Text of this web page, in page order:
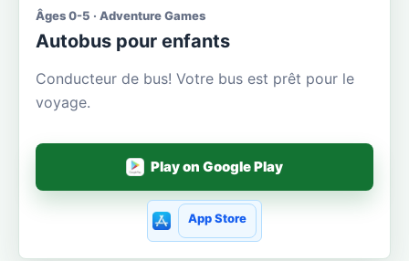
Âges 0-5 · Adventure Games
Autobus pour enfants
Conducteur de bus! Votre bus est prêt pour le
voyage.
Play on Google Play
App Store